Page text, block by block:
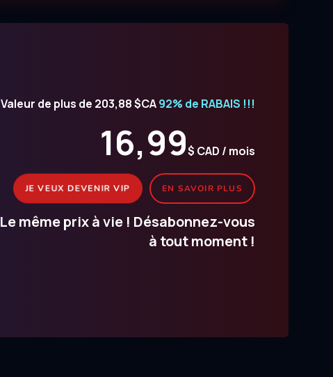
Valeur de plus de 203,88 $CA92% de RABAIS !!!
16,99$ CAD / mois
JE VEUX DEVENIR VIP EN SAVOIR PLUS
Le même prix à vie ! Désabonnez-vous
à tout moment !